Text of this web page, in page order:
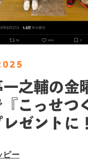
之輔の金
こっせつ
ゼントに！
ピー